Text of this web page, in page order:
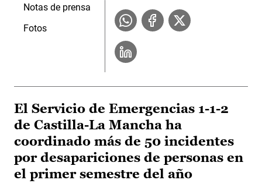
Notas de prensa
Fotos
El Servicio de Emergencias 1-1-2
de Castilla-La Mancha ha
coordinado más de 50 incidentes
por desapariciones de personas en
el primer semestre del año